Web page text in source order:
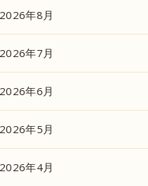
2026年8月
2026年7月
2026年6月
2026年5月
2026年4月